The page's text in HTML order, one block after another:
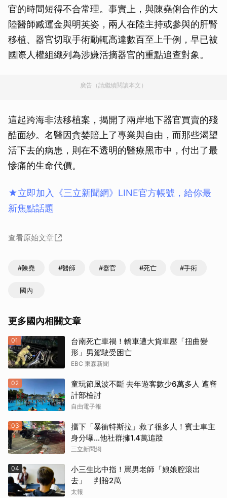
官的時間短得不合常理。事實上，與陳堯俐合作的大
陸醫師臧運金與明英姿，兩人在陸主持或參與的肝腎
移植、器官切取手術動輒高達數百至上千例，早已被
國際人權組織列為涉嫌活摘器官的重點追查對象。
廣告（請繼續閱讀本文）
這起跨海非法移植案，揭開了兩岸地下器官買賣的殘
酷面紗。名醫因貪婪賠上了專業與自由，而那些渴望
活下去的病患，則在不透明的醫療黑市中，付出了最
慘痛的生命代價。
★立即加入《三立新聞網》LINE官方帳號，給你最
新焦點話題
查看原始文章
#陳堯 #醫師 #器官 #死亡 #手術
國內
更多國內相關文章
01
台南死亡車禍！轎車遭大貨車壓「扭曲變
形」男駕駛受困亡
EBC 東森新聞
02
童玩節風波不斷 去年遊客數少6萬多人 遭審
計部檢討
自由電子報
03
擋下「暴衝特斯拉」救了很多人！賓士車主
身分曝…他社群擁1.4萬追蹤
三立新聞網
04
小三生比中指！罵男老師「娘娘腔滾出
去」 判賠2萬
太報